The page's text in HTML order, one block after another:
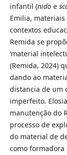
infantil (nidoe
Emilia,
contextos
Remida se
‘material
(Remida, 2024)
dando ao
distancia de um
imperfeito.
manutenção do
processo de
do material de
como